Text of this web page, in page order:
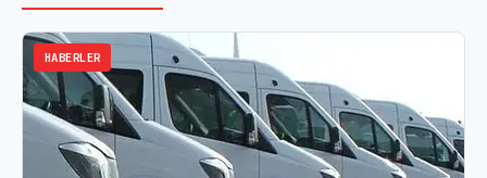
HABERLER